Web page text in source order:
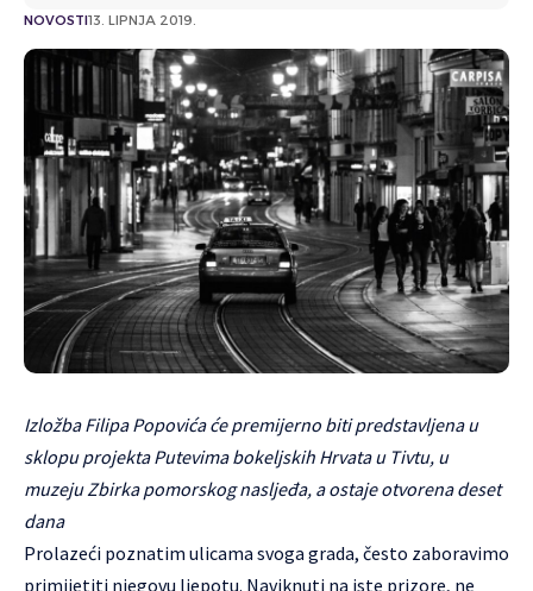
NOVOSTI13. LIPNJA 2019.
Izložba Filipa Popovića će premijerno biti predstavljena u
sklopu projekta Putevima bokeljskih Hrvata u Tivtu, u
muzeju Zbirka pomorskog nasljeđa, a ostaje otvorena deset
dana
Prolazeći poznatim ulicama svoga grada, često zaboravimo
primijetiti njegovu ljepotu. Naviknuti na iste prizore, ne